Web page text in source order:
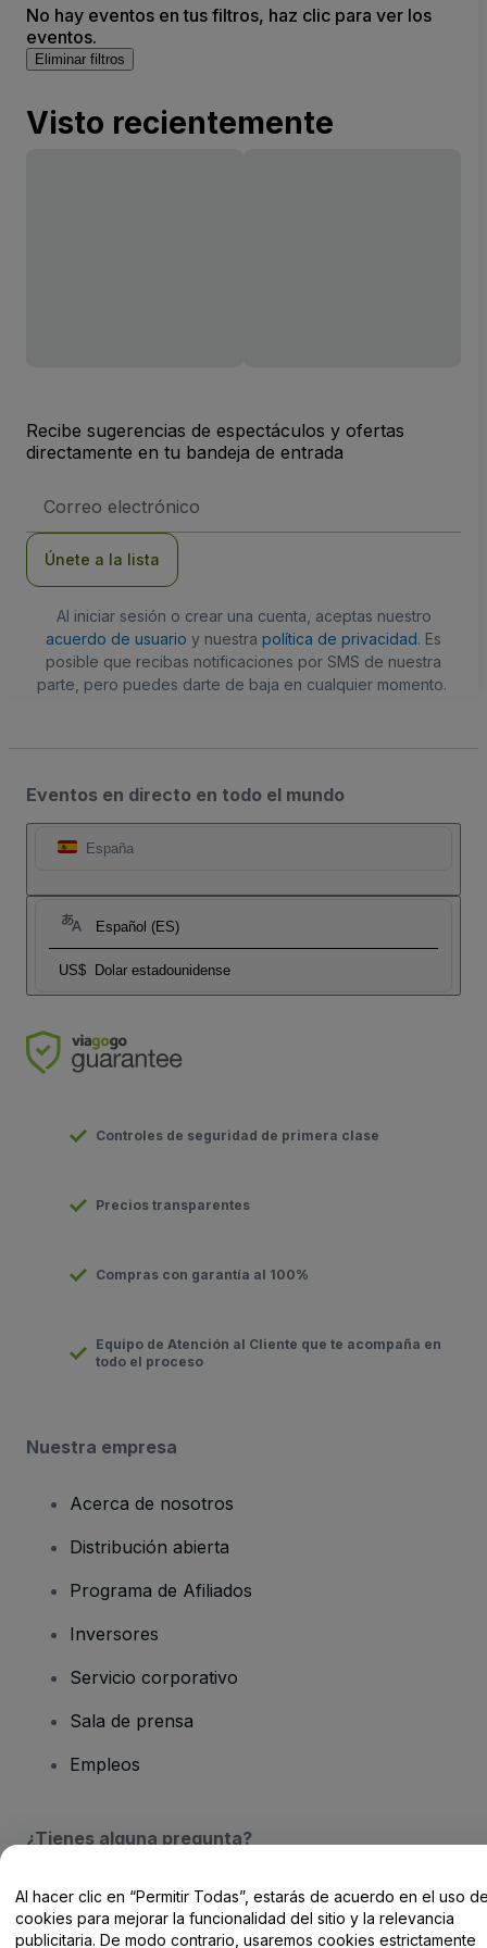
No hay eventos en tus filtros, haz clic para ver los
eventos.
Eliminar filtros
Visto recientemente
Recibe sugerencias de espectáculos y ofertas
directamente en tu bandeja de entrada
de
Únete a la lista
Al iniciar sesión o crear una cuenta, aceptas nuestro
acuerdo de usuario y nuestra política de privacidad. Es
posible que recibas notificaciones por SMS de nuestra
parte, pero puedes darte de baja en cualquier momento.
Eventos en directo en todo el mundo
España
Español (ES)
US$ Dolar estadounidense
Controles de seguridad de primera clase
Precios transparentes
Compras con garantía al 100%
Equipo de Atención al Cliente que te acompaña en
todo el proceso
Nuestra empresa
Acerca de nosotros
Distribución abierta
Programa de Afiliados
Inversores
Servicio corporativo
Sala de prensa
Empleos
¿Tienes alguna pregunta?
Centro de Ayuda / Contacto
Al hacer clic en “Permitir Todas”, estarás de acuerdo en el uso
cookies para mejorar la funcionalidad del sitio y la relevancia
publicitaria. De modo contrario, usaremos cookies estrictamente